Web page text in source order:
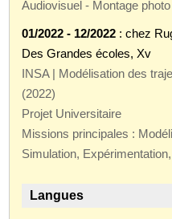
Audiovisuel - Montage
01/2022 - 12/2022 : chez
Des Grandes écoles, Xv
INSA | Modélisation des
(2022)
Projet Universitaire
Missions principales :
Simulation,
Langues